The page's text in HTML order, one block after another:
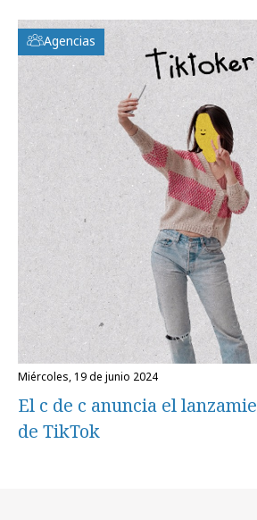
Agencias
miércoles, 19 de junio 2024
El c de c anuncia el
de TikTok